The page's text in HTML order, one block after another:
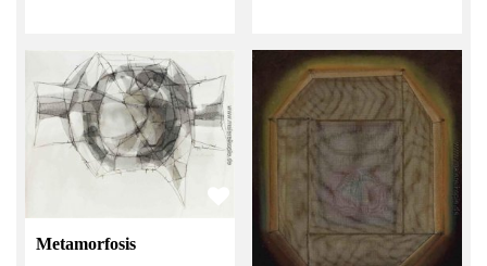
Metamorfosis